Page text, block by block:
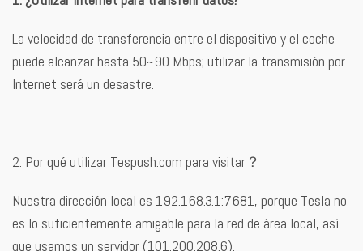
La velocidad de transferencia entre el dispositivo y el coche
puede alcanzar hasta 50~90 Mbps; utilizar la transmisión por
Internet será un desastre.
2. Por qué utilizar Tespush.com para visitar？
Nuestra dirección local es 192.168.3.1:7681, porque Tesla no
es lo suficientemente amigable para la red de área local, así
que usamos un servidor (101.200.208.6).